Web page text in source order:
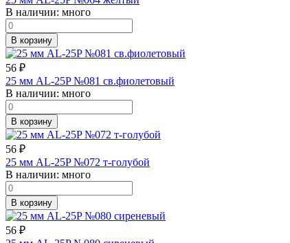
В наличии: много
В корзину
56 ₽
25 мм AL-25P №081 св.фиолетовый
В наличии: много
В корзину
56 ₽
25 мм AL-25P №072 т-голубой
В наличии: много
В корзину
56 ₽